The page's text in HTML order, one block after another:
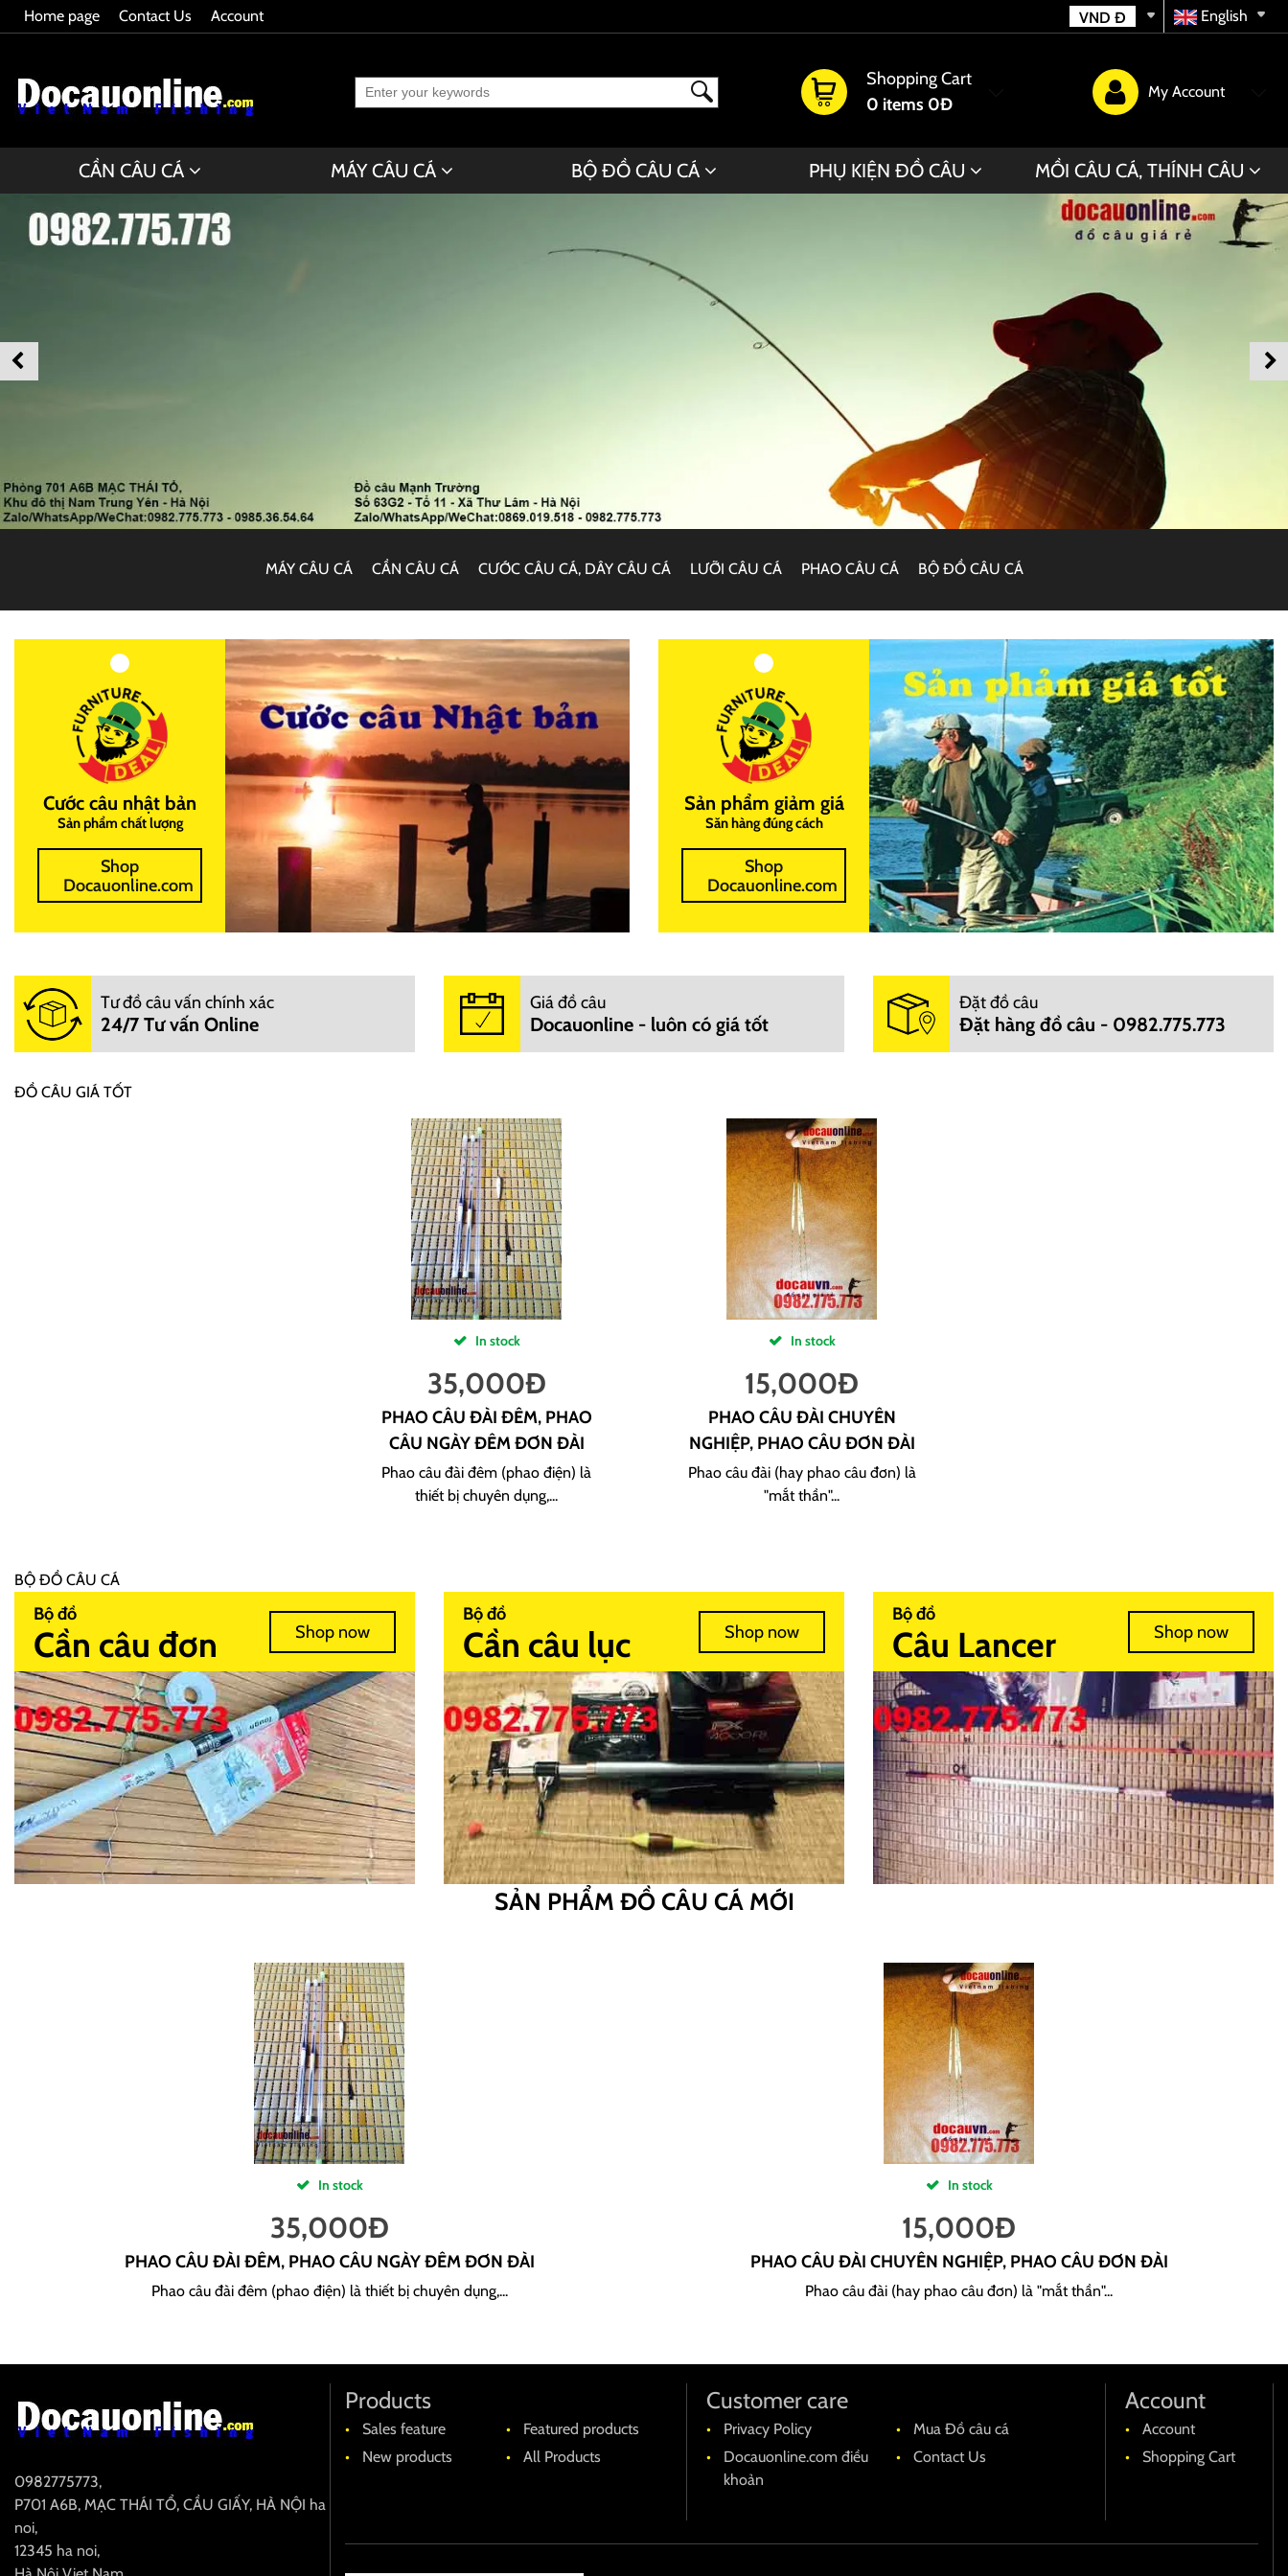
Home page Contact Us Account English
VND Đ
Shopping Cart
0 items 0Đ
My Account
CẦN CÂU CÁ MÁY CÂU CÁ BỘ ĐỒ CÂU CÁ PHỤ KIỆN ĐỒ CÂU MỒI CÂU CÁ, THÍNH CÂU
MÁY CÂU CÁ CẦN CÂU CÁ CƯỚC CÂU CÁ, DÂY CÂU CÁ LƯỠI CÂU CÁ PHAO CÂU CÁ BỘ ĐỒ CÂU CÁ
Cước câu nhật bản
Sản phẩm chất lượng
Shop
Docauonline.com
Sản phẩm giảm giá
Săn hàng đúng cách
Shop
Docauonline.com
Tư đồ câu vấn chính xác
24/7 Tư vấn Online
Giá đồ câu
Docauonline - luôn có giá tốt
Đặt đồ câu
Đặt hàng đồ câu - 0982.775.773
ĐỒ CÂU GIÁ TỐT
In stock
35,000Đ
PHAO CÂU ĐÀI ĐÊM, PHAO
CÂU NGÀY ĐÊM ĐƠN ĐÀI
Phao câu đài đêm (phao điện) là
thiết bị chuyên dụng,...
In stock
15,000Đ
PHAO CÂU ĐÀI CHUYÊN
NGHIỆP, PHAO CÂU ĐƠN ĐÀI
Phao câu đài (hay phao câu đơn) là
"mắt thần"...
BỘ ĐỒ CÂU CÁ
Bộ đồ
Cần câu đơn Shop now
Bộ đồ
Cần câu lục Shop now
Bộ đồ
Câu Lancer Shop now
SẢN PHẨM ĐỒ CÂU CÁ MỚI
In stock
35,000Đ
PHAO CÂU ĐÀI ĐÊM, PHAO CÂU NGÀY ĐÊM ĐƠN ĐÀI
Phao câu đài đêm (phao điện) là thiết bị chuyên dụng,...
In stock
15,000Đ
PHAO CÂU ĐÀI CHUYÊN NGHIỆP, PHAO CÂU ĐƠN ĐÀI
Phao câu đài (hay phao câu đơn) là "mắt thần"...
0982775773,
P701 A6B, MẠC THÁI TỔ, CẦU GIẤY, HÀ NỘI ha
noi,
12345 ha noi,
Products
Sales feature
Featured products
New products
All Products
Customer care
Privacy Policy
Mua Đồ câu cá
Docauonline.com điều
khoản
Contact Us
Account
Account
Shopping Cart